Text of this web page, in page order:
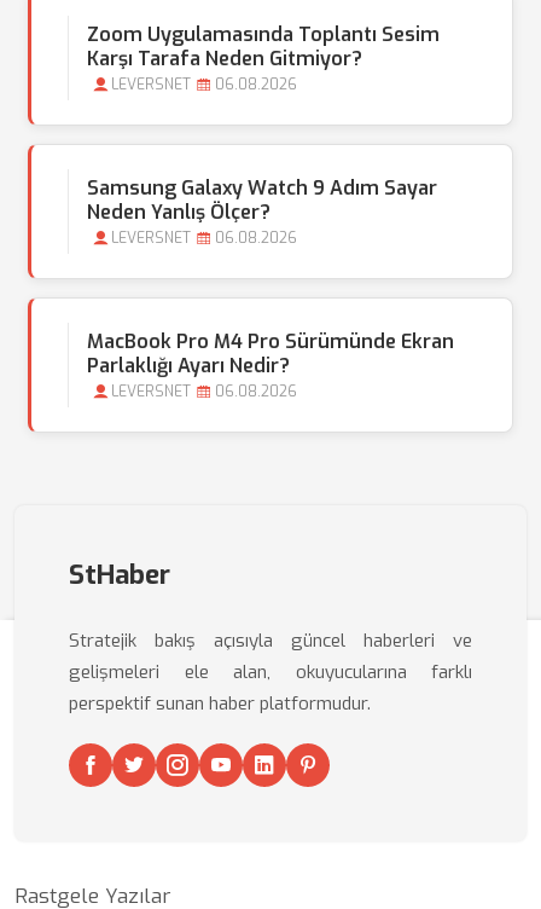
Zoom Uygulamasında Toplantı Sesim
Karşı Tarafa Neden Gitmiyor?
LEVERSNET 06.08.2026
Samsung Galaxy Watch 9 Adım Sayar
Neden Yanlış Ölçer?
LEVERSNET 06.08.2026
MacBook Pro M4 Pro Sürümünde Ekran
Parlaklığı Ayarı Nedir?
LEVERSNET 06.08.2026
StHaber
Stratejik bakış açısıyla güncel haberleri ve
gelişmeleri ele alan, okuyucularına farklı
perspektif sunan haber platformudur.
Rastgele Yazılar